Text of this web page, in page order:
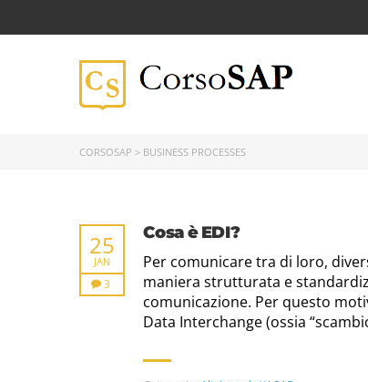
CORSOSAP > BUSINESS PROCESSES
Cosa è EDI?
25
JAN
3
Per comunicare tra di loro,
maniera strutturata e
comunicazione. Per questo
Data Interchange (ossia